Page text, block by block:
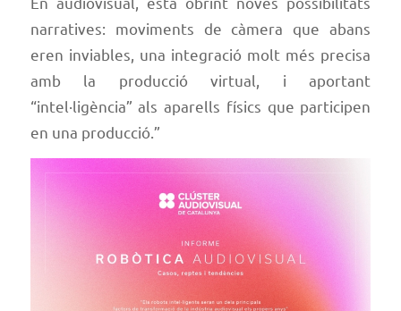
narratives: moviments de càmera que abans
eren inviables, una integració molt més precisa
amb la producció virtual, i aportant
“intel·ligència” als aparells físics que participen
en una producció.”